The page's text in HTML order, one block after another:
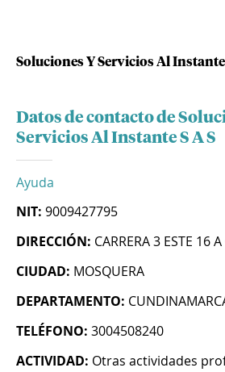
Soluciones Y Servicios Al Instante
Datos de contacto de
Servicios Al Instante S A S
Ayuda
NIT: 9009427795
DIRECCIÓN: CARRERA 3 ESTE 16
CIUDAD: MOSQUERA
DEPARTAMENTO:
TELÉFONO: 3004508240
ACTIVIDAD: Otras actividades